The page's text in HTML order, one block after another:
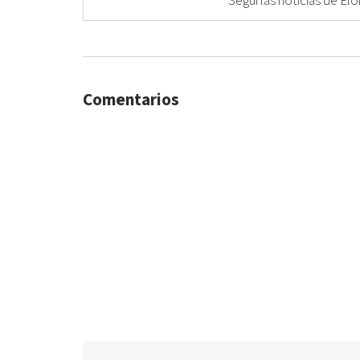
Comentarios